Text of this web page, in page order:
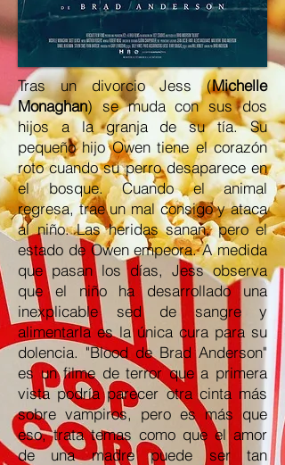
Tras un divorcio Jess (Michelle
Monaghan) se muda con sus dos
hijos a la granja de su tía. Su
pequeño hijo Owen tiene el corazón
roto cuando su perro desaparece en
el bosque. Cuando el animal
regresa, trae un mal consigo y ataca
al niño. Las heridas sanan, pero el
estado de Owen empeora. A medida
que pasan los días, Jess observa
que el niño ha desarrollado una
inexplicable sed de sangre y
alimentarla es la única cura para su
dolencia. "Blood de Brad Anderson"
es un filme de terror que a primera
vista podría parecer otra cinta más
sobre vampiros, pero es más que
eso, trata temas como que el amor
de una madre puede ser tan